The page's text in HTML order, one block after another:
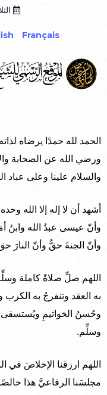
Français
الحمد لله حمدًا يرضاه
ورضي الله عن الصحابة
والسلام علينا وعلى عباد
أشهد أن لا إله إلا الله
وأنّ عيسى عبدُ الله وابنُ
وأنّ الجنةَ حقٌّ وأنّ النارَ
اللهم صلِّ صلاةً كاملة
به العقد وتنفرجُ به الكرب
وحُسنُ الخواتيمِ ويُستسقى
وسلِّم.
اللهم ارزقنا الإخلاصَ في
مجلسَنا الرفاعيَّ هذا